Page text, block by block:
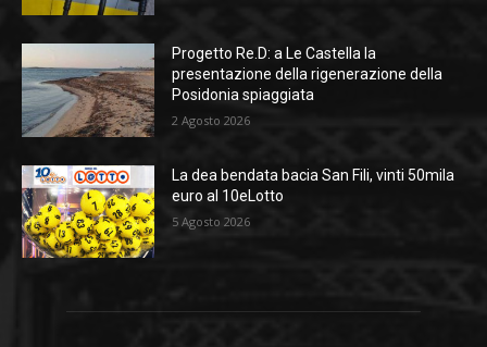
Progetto Re.D: a Le Castella la
presentazione della rigenerazione della
Posidonia spiaggiata
2 Agosto 2026
La dea bendata bacia San Fili, vinti 50mila
euro al 10eLotto
5 Agosto 2026